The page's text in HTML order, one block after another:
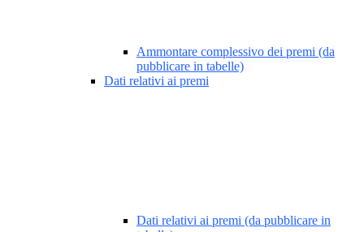
Ammontare complessivo dei premi (da
pubblicare in tabelle)
Dati relativi ai premi
Dati relativi ai premi (da pubblicare in